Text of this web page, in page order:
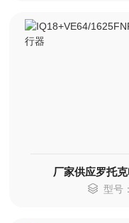
厂家供应罗托
型号